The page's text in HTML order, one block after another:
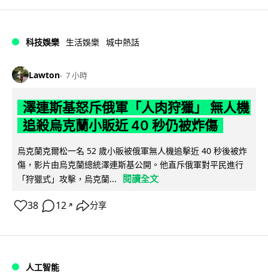
科技娛樂 生活娛樂 城中熱話
Lawton 7 小時
澤連斯基怒斥俄軍「人肉狩獵」 無人機
追殺烏克蘭小販近 40 秒仍被炸傷
烏克蘭克爾松一名 52 歲小販被俄軍無人機追擊近 40 秒後被炸
傷，影片由烏克蘭總統澤連斯基公開。他直斥俄軍對平民進行
「狩獵式」攻擊，烏克蘭...
閱讀全文
38 12 ↗ 分享
人工智能